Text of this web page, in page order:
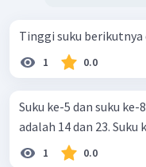
Tinggi suku berikutnya
1 0.0
Suku ke-5 dan suku
adalah 14 dan 23.
1 0.0